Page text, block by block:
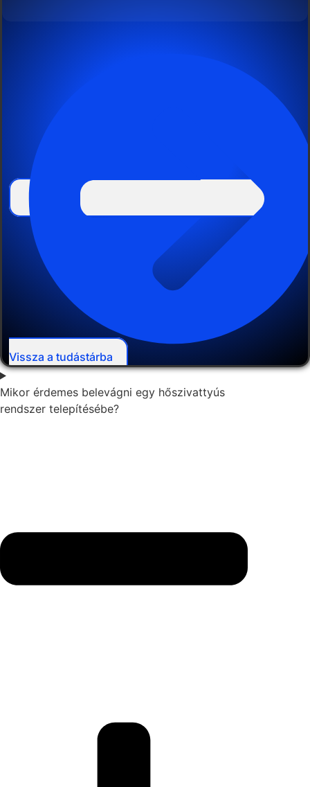
Vissza a tudástárba
Mikor érdemes belevágni egy hőszivattyús
rendszer telepítésébe?